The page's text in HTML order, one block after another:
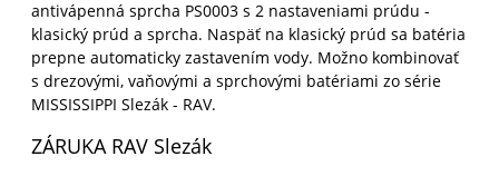
antivápenná sprcha PS0003 s 2 nastaveniami prúdu -
klasický prúd a sprcha. Naspäť na klasický prúd sa batéria
prepne automaticky zastavením vody. Možno kombinovať
s drezovými, vaňovými a sprchovými batériami zo série
MISSISSIPPI Slezák - RAV.
ZÁRUKA RAV Slezák